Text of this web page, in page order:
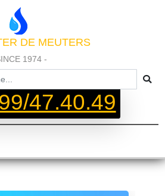
DE MEUTERS
1974 -
47.40.49